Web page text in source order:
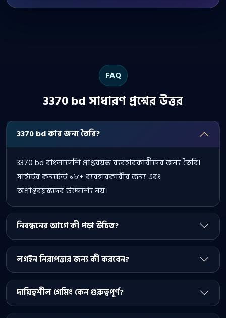
FAQ
3370 bd সাধারণ প্রশ্নের উত্তর
3370 bd কার জন্য তৈরি?
3370 bd বাংলাদেশি প্রাপ্তবয়স্ক ব্যবহারকারীদের জন্য তৈরি।
সাইটের কনটেন্ট ১৮+ ব্যবহারকারীর জন্য এবং
অপ্রাপ্তবয়স্কদের উদ্দেশ্যে নয়।
নিবন্ধনের আগে কী পড়া উচিত?
লগইন নিরাপত্তার জন্য কী করবেন?
দায়িত্বশীল গেমিং কেন গুরুত্বপূর্ণ?